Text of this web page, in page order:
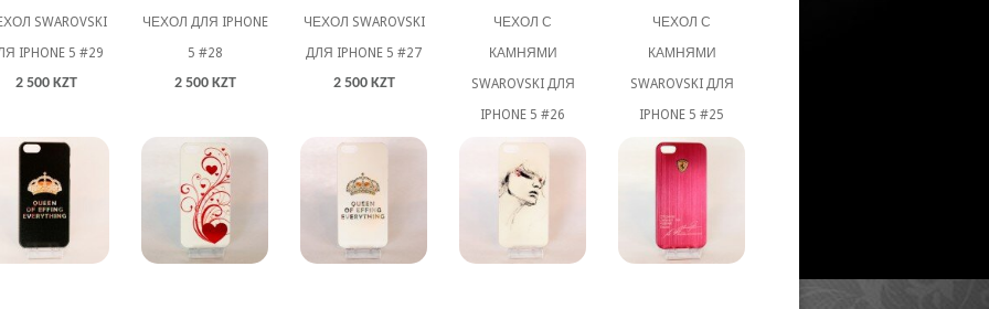
SWAROVSKI
IPHONE 5 #29
2 500 KZT
ЧЕХОЛ ДЛЯ IPHONE
5 #28
2 500 KZT
ЧЕХОЛ SWAROVSKI
ДЛЯ IPHONE 5 #27
2 500 KZT
ЧЕХОЛ С
КАМНЯМИ
SWAROVSKI ДЛЯ
IPHONE 5 #26
3 000 KZT
ЧЕХОЛ С
КАМНЯМИ
SWAROVSKI ДЛЯ
IPHONE 5 #25
3 000 KZT